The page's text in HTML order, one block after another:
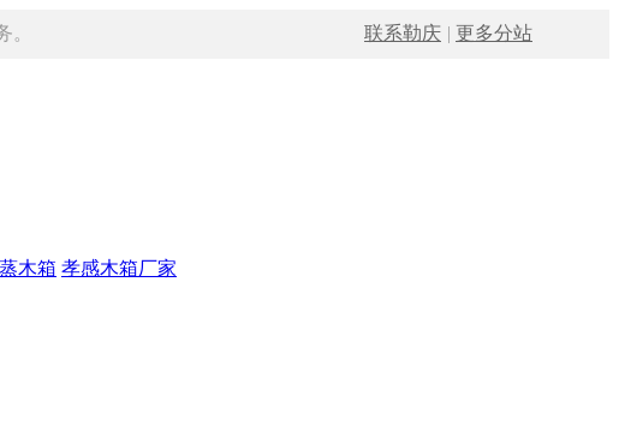
联系勒庆 | 更多分站
木箱 孝感木箱厂家